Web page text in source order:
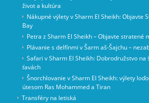
život a kultúra
Nákupné výlety v Sharm El Sheikh: Objavte
Bay
Petra z Sharm El Sheikh – Objavte stratené
Plávanie s delfínmi v Šarm aš-Šajchu –
Safari v Sharm El Sheikh: Dobrodružstvo na
ťavách
Šnorchlovanie v Sharm El Sheikh: výlety
útesom Ras Mohammed a Tiran
Transféry na letiská